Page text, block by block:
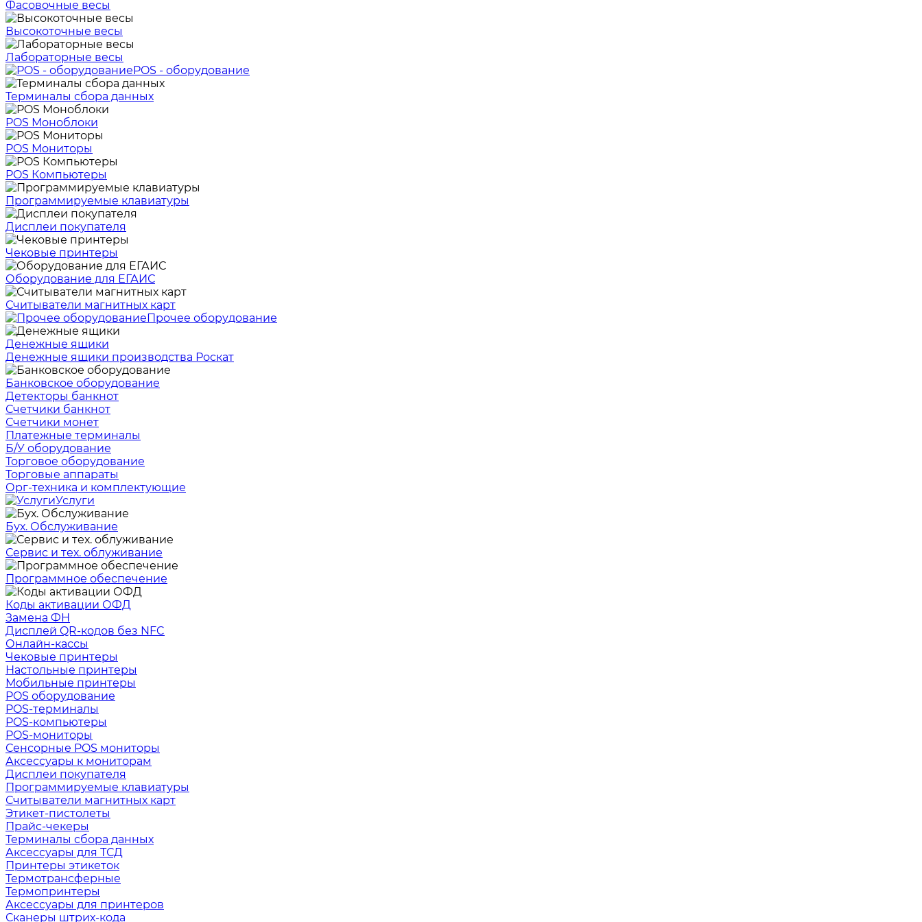
Фасовочные весы
Высокоточные весы
Лабораторные весы
POS - оборудование
Терминалы сбора данных
POS Моноблоки
POS Мониторы
POS Компьютеры
Программируемые клавиатуры
Дисплеи покупателя
Чековые принтеры
Оборудование для ЕГАИС
Считыватели магнитных карт
Прочее оборудование
Денежные ящики
Денежные ящики производства Роскат
Банковское оборудование
Детекторы банкнот
Счетчики банкнот
Счетчики монет
Платежные терминалы
Б/У оборудование
Торговое оборудование
Торговые аппараты
Орг-техника и комплектующие
Услуги
Бух. Обслуживание
Сервис и тех. облуживание
Программное обеспечение
Коды активации ОФД
Замена ФН
Дисплей QR-кодов без NFC
Онлайн-кассы
Чековые принтеры
Настольные принтеры
Мобильные принтеры
POS оборудование
POS-терминалы
POS-компьютеры
POS-мониторы
Сенсорные POS мониторы
Аксессуары к мониторам
Дисплеи покупателя
Программируемые клавиатуры
Считыватели магнитных карт
Этикет-пистолеты
Прайс-чекеры
Терминалы сбора данных
Аксессуары для ТСД
Принтеры этикеток
Термотрансферные
Термопринтеры
Аксессуары для принтеров
Сканеры штрих-кода